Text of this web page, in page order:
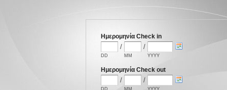
Ημερομηνία Check in
/
DD
/
MM YYYY
Ημερομηνία Check out
/
DD
/
MM YYYY